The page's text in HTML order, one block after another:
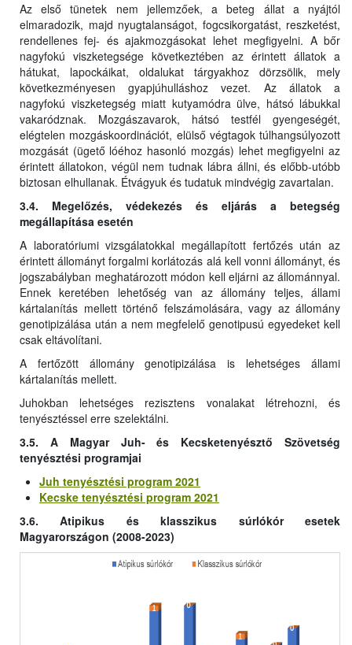
Az első tünetek nem jellemzőek, a beteg állat a nyájtól
elmaradozik, majd nyugtalanságot, fogcsikorgatást, reszketést,
rendellenes fej- és ajakmozgásokat lehet megfigyelni. A bőr
nagyfokú viszketegsége következtében az érintett állatok a
hátukat, lapockáikat, oldalukat tárgyakhoz dörzsölik, mely
következményesen gyapjúhulláshoz vezet. Az állatok a
nagyfokú viszketegség miatt kutyamódra ülve, hátsó lábukkal
vakaródznak. Mozgászavarok, hátsó testfél gyengeségét,
elégtelen mozgáskoordinációt, elülső végtagok túlhangsúlyozott
mozgását (ügető lóéhoz hasonló mozgás) lehet megfigyelni az
érintett állatokon, végül nem tudnak lábra állni, és előbb-utóbb
biztosan elhullanak. Étvágyuk és tudatuk mindvégig zavartalan.
3.4. Megelőzés, védekezés és eljárás a betegség
megállapítása esetén
A laboratóriumi vizsgálatokkal megállapított fertőzés után az
érintett állományt forgalmi korlátozás alá kell vonni állományt, és
jogszabályban meghatározott módon kell eljárni az állománnyal.
Ennek keretében lehetőség van az állomány teljes, állami
kártalanítás mellett történő felszámolására, vagy az állomány
genotipizálása után a nem megfelelő genotipusú egyedeket kell
csak eltávolítani.
A fertőzött állomány genotipizálása is lehetséges állami
kártalanítás mellett.
Juhokban lehetséges rezisztens vonalakat létrehozni, és
tenyésztéssel erre szelektálni.
3.5. A Magyar Juh- és Kecsketenyésztő Szövetség
tenyésztési programjai
Juh tenyésztési program 2021
Kecske tenyésztési program 2021
3.6. Atipikus és klasszikus súrlókór esetek
Magyarországon (2008-2023)